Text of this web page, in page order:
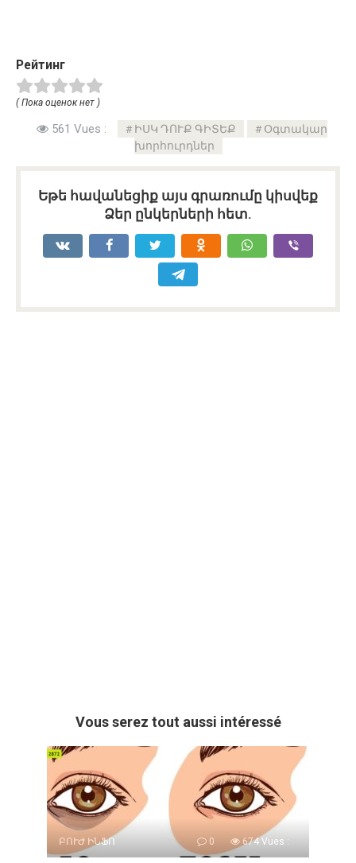
Рейтинг
( Пока оценок нет )
561 Vues : ԻՍԿ ԴՈՒՔ ԳԻՏԵՔ
Օգտակար
խորհուրդներ
Եթե հավանեցիք այս գրառումը կիսվեք
Ձեր ընկերների հետ.
Vous serez tout aussi intéressé
ԲՈՒԺ ԻՆՖՈ 0 674 Vues :